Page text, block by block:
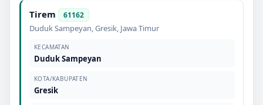
Tirem 61162
Duduk Sampeyan,Gresik, Jawa Timur
KECAMATAN
Duduk Sampeyan
KOTA/KABUPATEN
Gresik